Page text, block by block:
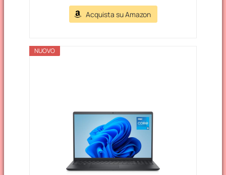
Acquista su Amazon
NUOVO